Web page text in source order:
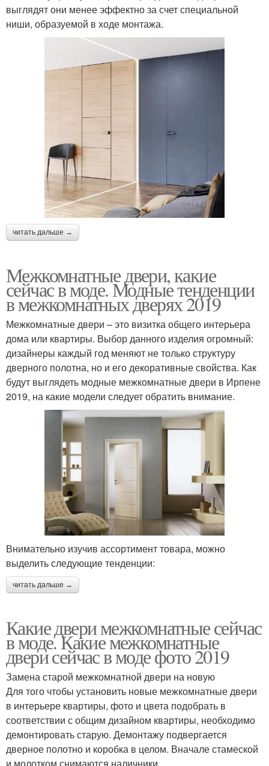
выглядят они менее эффектно за счет специальной
ниши, образуемой в ходе монтажа.
читать дальше →
Межкомнатные двери, какие
сейчас в моде. Модные тенденции
в межкомнатных дверях 2019
Межкомнатные двери – это визитка общего интерьера
дома или квартиры. Выбор данного изделия огромный:
дизайнеры каждый год меняют не только структуру
дверного полотна, но и его декоративные свойства. Как
будут выглядеть модные межкомнатные двери в Ирпене
2019, на какие модели следует обратить внимание.
Внимательно изучив ассортимент товара, можно
выделить следующие тенденции:
читать дальше →
Какие двери межкомнатные сейчас
в моде. Какие межкомнатные
двери сейчас в моде фото 2019
Замена старой межкомнатной двери на новую
Для того чтобы установить новые межкомнатные двери
в интерьере квартиры, фото и цвета подобрать в
соответствии с общим дизайном квартиры, необходимо
демонтировать старую. Демонтажу подвергается
дверное полотно и коробка в целом. Вначале стамеской